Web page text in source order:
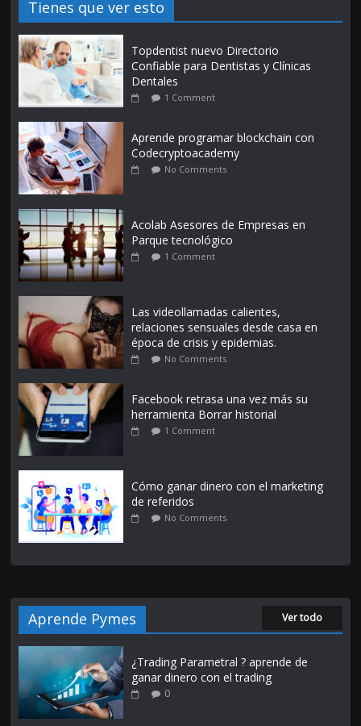
Tienes que ver esto
Topdentist nuevo Directorio
Confiable para Dentistas y Clínicas
Dentales
1 Comment
Aprende programar blockchain con
Codecryptoacademy
No Comments
Acolab Asesores de Empresas en
Parque tecnológico
1 Comment
Las videollamadas calientes,
relaciones sensuales desde casa en
época de crisis y epidemias.
No Comments
Facebook retrasa una vez más su
herramienta Borrar historial
1 Comment
Cómo ganar dinero con el marketing
de referidos
No Comments
Aprende Pymes Ver todo
¿Trading Parametral ? aprende de
ganar dinero con el trading
0